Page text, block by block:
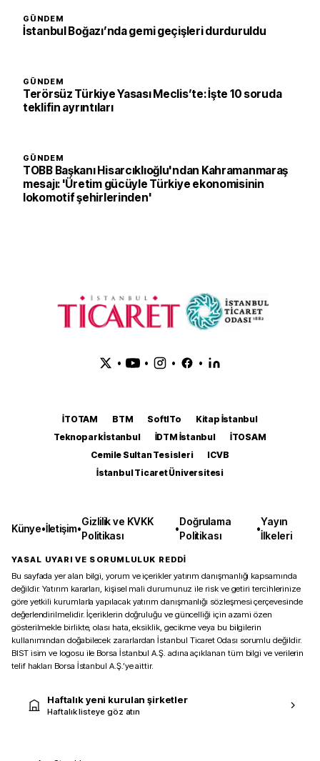
GÜNDEM
İstanbul Boğazı’nda gemi geçişleri durduruldu
GÜNDEM
Terörsüz Türkiye Yasası Meclis’te: İşte 10 soruda
teklifin ayrıntıları
GÜNDEM
TOBB Başkanı Hisarcıklıoğlu'ndan Kahramanmaraş
mesajı: 'Üretim gücüyle Türkiye ekonomisinin
lokomotif şehirlerinden'
• • • •
İTOTAM BTM SoftITo
Kitap İstanbul
Teknopark İstanbul
İDTM İstanbul
İTOSAM
Cemile Sultan Tesisleri
ICVB
İstanbul Ticaret Üniversitesi
Künye•İletişim•
Gizlilik ve KVKK
Politikası
•
Doğrulama
Politikası
•
Yayın
İlkeleri
YASAL UYARI VE SORUMLULUK REDDİ
Bu sayfada yer alan bilgi, yorum ve içerikler yatırım danışmanlığı kapsamında
değildir. Yatırım kararları, kişisel mali durumunuz ile risk ve getiri tercihlerinize
göre yetkili kurumlarla yapılacak yatırım danışmanlığı sözleşmesi çerçevesinde
değerlendirilmelidir. İçeriklerin doğruluğu ve güncelliği için azami özen
gösterilmekle birlikte, olası hata, eksiklik, gecikme veya bu bilgilerin
kullanımından doğabilecek zararlardan İstanbul Ticaret Odası sorumlu değildir.
BIST isim ve logosu ile Borsa İstanbul A.Ş. adına açıklanan tüm bilgi ve verilerin
telif hakları Borsa İstanbul A.Ş.’ye aittir.
Haftalık yeni kurulan şirketler
Haftalık listeye göz atın